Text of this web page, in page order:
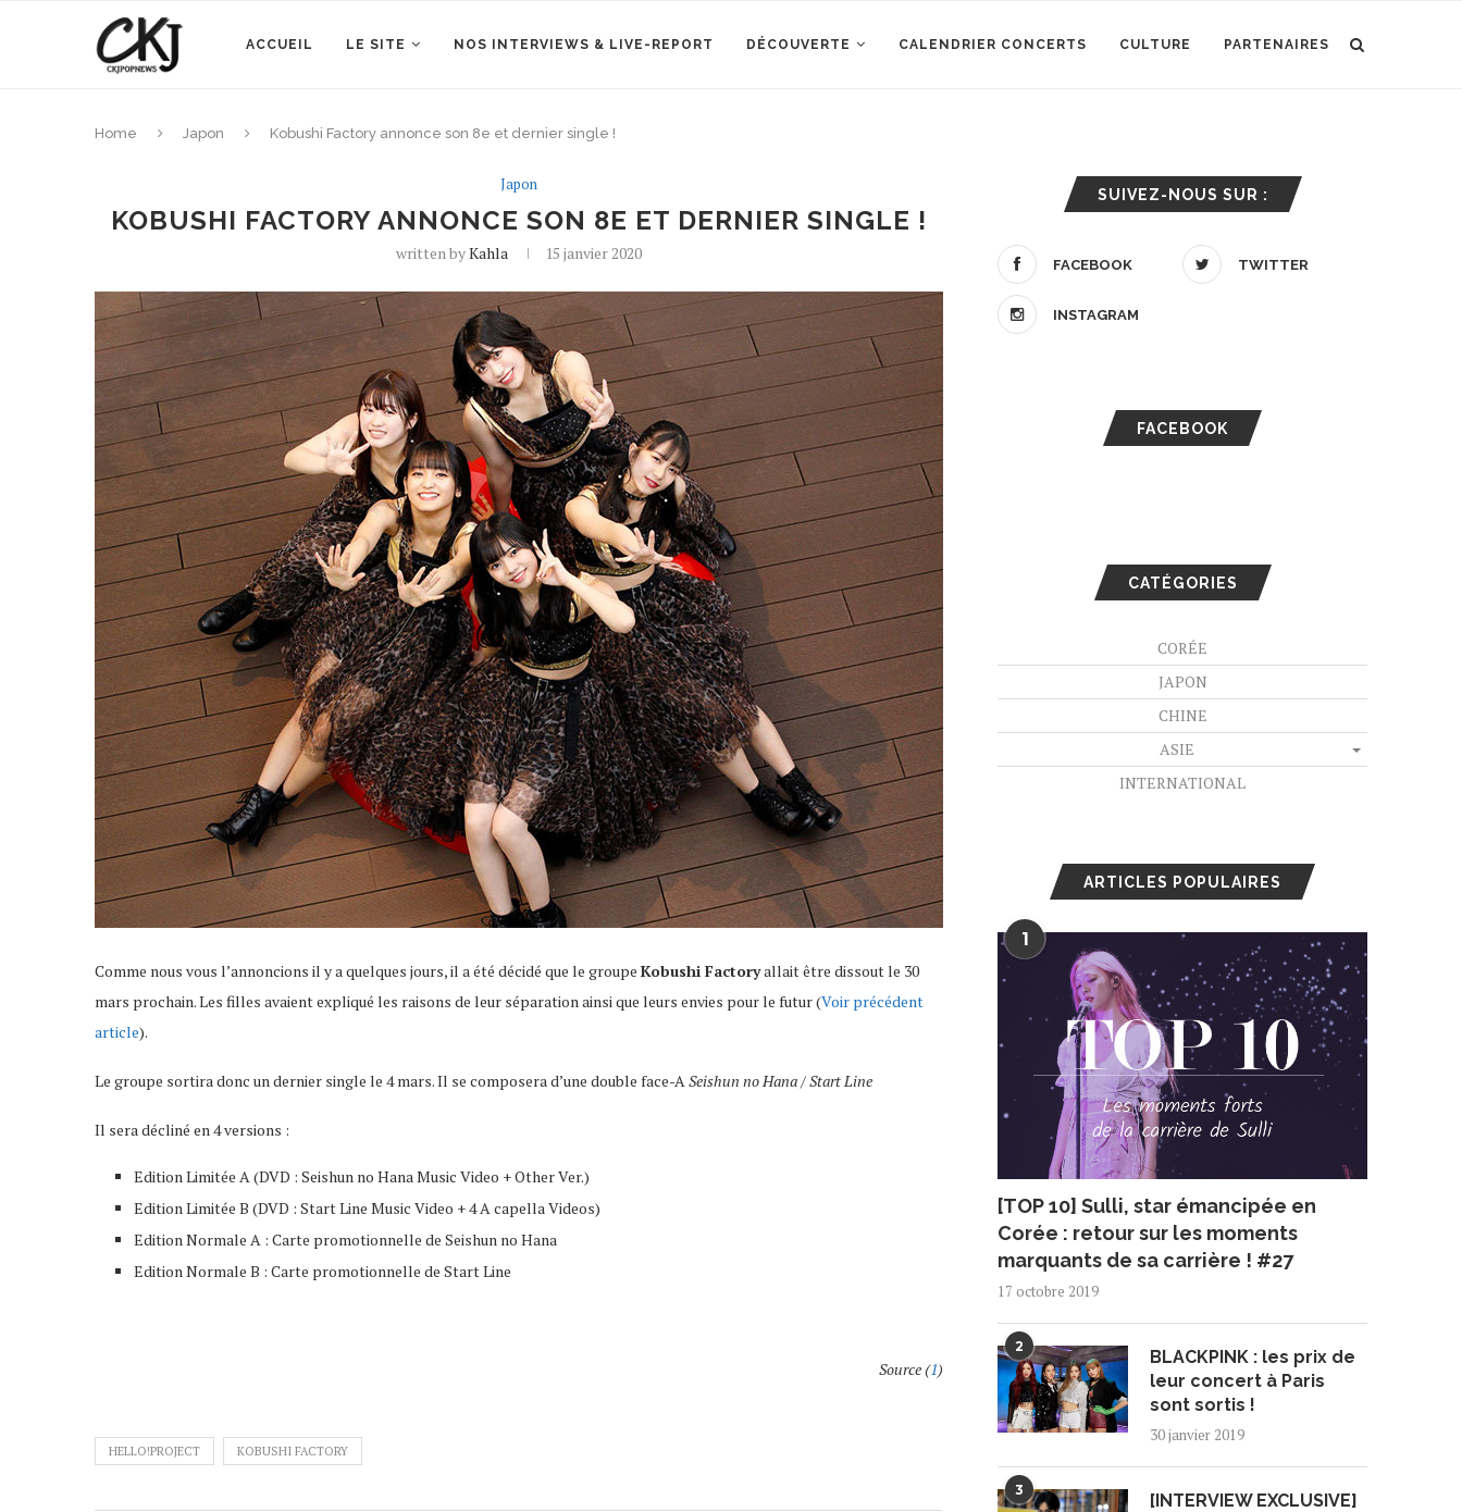
ACCUEIL LE SITE NOS INTERVIEWS & LIVE-REPORT DÉCOUVERTE CALENDRIER CONCERTS CULTURE PARTENAIRES
Home Japon Kobushi Factory annonce son 8e et dernier single !
Japon
KOBUSHI FACTORY ANNONCE SON 8E ET DERNIER SINGLE !
written byKahla 15 janvier 2020
Comme nous vous l’annoncions il y a quelques jours, il a été décidé que le groupe Kobushi Factoryallait être dissout le 30
mars prochain. Les filles avaient expliqué les raisons de leur séparation ainsi que leurs envies pour le futur (Voir précédent
article).
Le groupe sortira donc un dernier single le 4 mars. Il se composera d’une double face-ASeishun no Hana / Start Line
Il sera décliné en 4 versions :
Edition Limitée A (DVD : Seishun no Hana Music Video + Other Ver.)
Edition Limitée B (DVD : Start Line Music Video + 4 A capella Videos)
Edition Normale A : Carte promotionnelle de Seishun no Hana
Edition Normale B : Carte promotionnelle de Start Line
Source (1)
HELLO!PROJECT KOBUSHI FACTORY
SUIVEZ-NOUS SUR :
FACEBOOK TWITTER
INSTAGRAM
FACEBOOK
CATÉGORIES
CORÉE
JAPON
CHINE
ASIE
INTERNATIONAL
ARTICLES POPULAIRES
1
[TOP 10] Sulli, star émancipée en
Corée : retour sur les moments
marquants de sa carrière ! #27
17 octobre 2019
2
BLACKPINK : les prix de
leur concert à Paris
sont sortis !
30 janvier 2019
3
[INTERVIEW EXCLUSIVE]